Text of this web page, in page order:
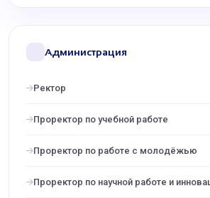
Администрация
Ректор
Проректор по учебной работе
Проректор по работе с молодёжью
Проректор по научной работе и